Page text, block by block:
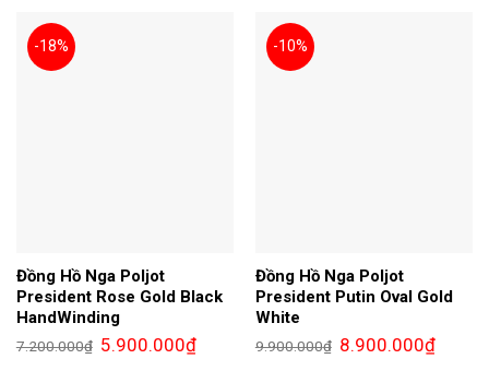
-18%
Đồng Hồ Nga Poljot
President Rose Gold Black
HandWinding
7.200.000₫ Giá
gốc
5.900.000₫Giá
hiện
-10%
Đồng Hồ Nga Poljot
President Putin Oval Gold
White
9.900.000₫ Giá
gốc
8.900.000₫Giá
hiện